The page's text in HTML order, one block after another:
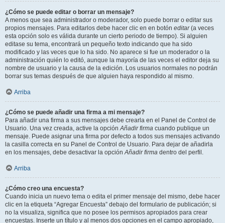
¿Cómo se puede editar o borrar un mensaje?
A menos que sea administrador o moderador, solo puede borrar o editar sus
propios mensajes. Para editarlos debe hacer clic en en botón editar(a veces
esta opción solo es válida durante un cierto periodo de tiempo). Si alguien
editase su tema, encontrará un pequeño texto indicando que ha sido
modificado y las veces que lo ha sido. No aparece si fue un moderador o la
administración quién lo editó, aunque la mayoría de las veces el editor deja su
nombre de usuario y la causa de la edición. Los usuarios normales no podrán
borrar sus temas después de que alguien haya respondido al mismo.
Arriba
¿Cómo se puede añadir una firma a mi mensaje?
Para añadir una firma a sus mensajes debe crearla en el Panel de Control de
Usuario. Una vez creada, active la opciónAñadir firma cuando publique un
mensaje. Puede asignar una firma por defecto a todos sus mensajes activando
la casilla correcta en su Panel de Control de Usuario. Para dejar de añadirla
en los mensajes, debe desactivar la opciónAñadir firma dentro del perfil.
Arriba
¿Cómo creo una encuesta?
Cuando inicia un nuevo tema o edita el primer mensaje del mismo, debe hacer
clic en la etiqueta “Agregar Encuesta” debajo del formulario de publicación; si
no la visualiza, significa que no posee los permisos apropiados para crear
encuestas. Inserte un título y al menos dos opciones en el campo apropiado,